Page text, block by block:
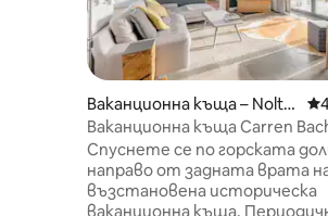
Ваканционна къща – Nolto
n Haven
Ваканционна къща Carren
хидромасажна вана и барбекю
Спуснете се по горската
направо от задната врата
възстановена историческа
ваканционна къща.